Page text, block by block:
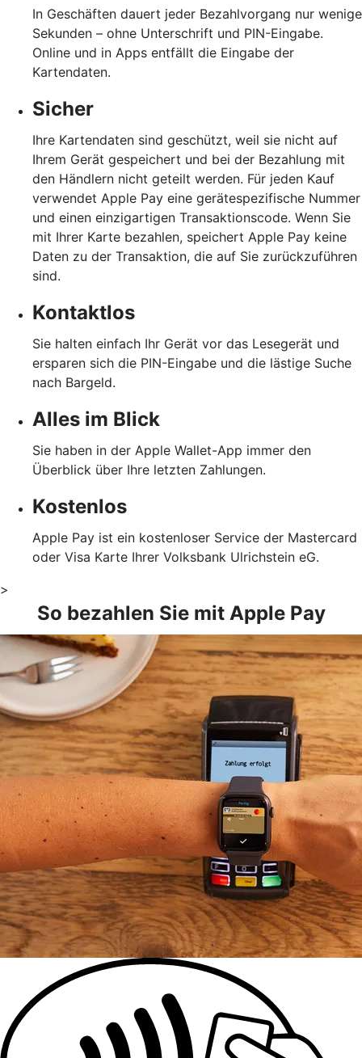
In Geschäften dauert jeder Bezahlvorgang nur wenige
Sekunden – ohne Unterschrift und PIN-Eingabe.
Online und in Apps entfällt die Eingabe der
Kartendaten.
Sicher
Ihre Kartendaten sind geschützt, weil sie nicht auf
Ihrem Gerät gespeichert und bei der Bezahlung mit
den Händlern nicht geteilt werden. Für jeden Kauf
verwendet Apple Pay eine gerätespezifische Nummer
und einen einzigartigen Transaktionscode. Wenn Sie
mit Ihrer Karte bezahlen, speichert Apple Pay keine
Daten zu der Transaktion, die auf Sie zurückzuführen
sind.
Kontaktlos
Sie halten einfach Ihr Gerät vor das Lesegerät und
ersparen sich die PIN-Eingabe und die lästige Suche
nach Bargeld.
Alles im Blick
Sie haben in der Apple Wallet-App immer den
Überblick über Ihre letzten Zahlungen.
Kostenlos
Apple Pay ist ein kostenloser Service der Mastercard
oder Visa Karte Ihrer Volksbank Ulrichstein eG.
>
So bezahlen Sie mit Apple Pay